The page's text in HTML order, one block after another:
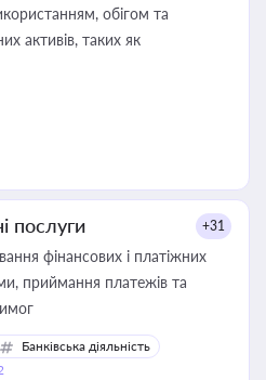
обігом та
активів, таких як
послуги +31
фінансових і платіжних
Банківська діяльність